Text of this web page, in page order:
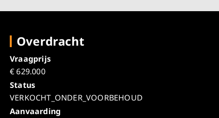
Overdracht
Vraagprijs
€ 629.000
Status
VERKOCHT_ONDER_VOORBEHOUD
Aanvaarding